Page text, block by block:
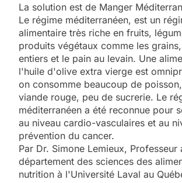
La solution est de Manger
Le régime méditerranéen, est un
alimentaire très riche en fruits,
produits végétaux comme les
entiers et le pain au levain. Une
l'huile d'olive extra vierge est
on consomme beaucoup de
viande rouge, peu de sucrerie. Le
méditerranéen a été reconnue pour
au niveau cardio-vasculaires et au
prévention du cancer.
Par Dr. Simone Lemieux, Professeur
département des sciences des
nutrition à l'Université Laval au